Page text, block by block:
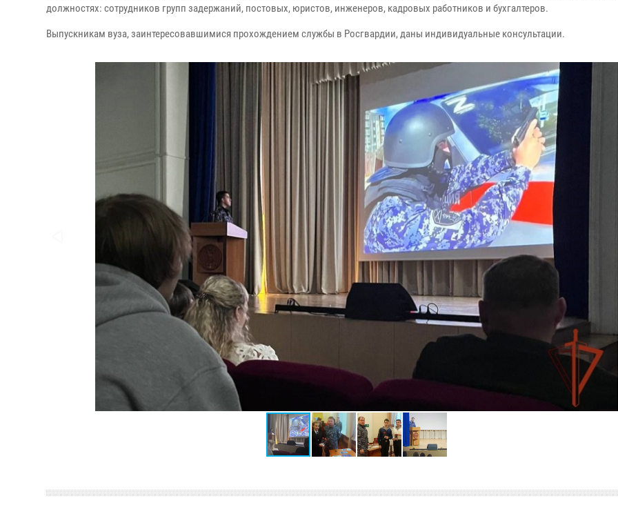
должностях: сотрудников групп задержаний, постовых, юристов, инженеров, кадровых работников и бухгалтеров.
Выпускникам вуза, заинтересовавшимися прохождением службы в Росгвардии, даны индивидуальные консультации.